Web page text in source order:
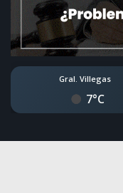
Gral. Villegas
7°C